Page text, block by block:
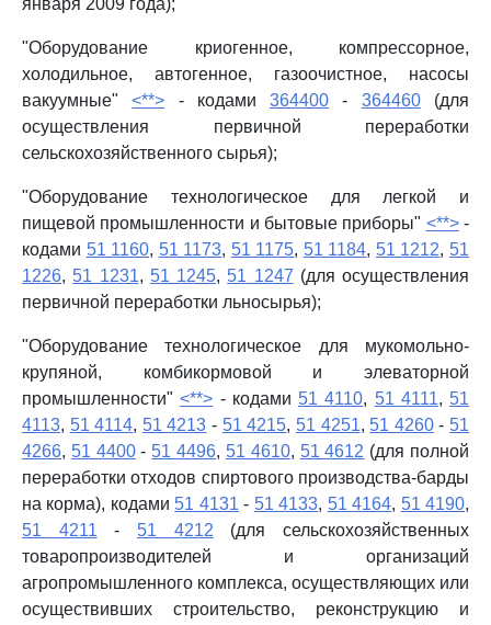
января 2009 года);
"Оборудование криогенное, компрессорное,
холодильное, автогенное, газоочистное, насосы
вакуумные"<**> - кодами364400 - 364460(для
осуществления первичной переработки
сельскохозяйственного сырья);
"Оборудование технологическое для легкой и
пищевой промышленности и бытовые приборы" <**>-
кодами 51 1160, 51 1173, 51 1175, 51 1184, 51 1212, 51
1226, 51 1231, 51 1245, 51 1247 (для осуществления
первичной переработки льносырья);
"Оборудование технологическое для мукомольно-
крупяной, комбикормовой и элеваторной
промышленности"<**> - кодами 51 4110, 51 4111, 51
4113, 51 4114, 51 4213 - 51 4215, 51 4251, 51 4260- 51
4266, 51 4400- 51 4496, 51 4610, 51 4612 (для полной
переработки отходов спиртового производства-барды
на корма), кодами 51 4131 - 51 4133, 51 4164, 51 4190,
51 4211 - 51 4212 (для сельскохозяйственных
товаропроизводителей и организаций
агропромышленного комплекса, осуществляющих или
осуществивших строительство, реконструкцию и